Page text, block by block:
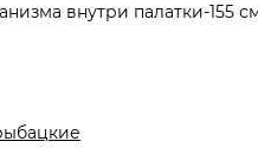
внутри палатки-155